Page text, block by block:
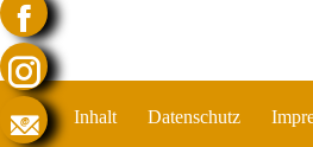
Inhalt Datenschutz